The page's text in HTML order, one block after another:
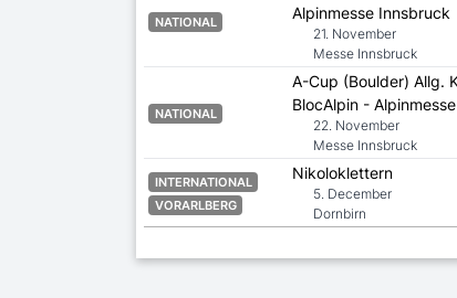
NATIONAL
Alpinmesse Innsbruck
21. November
Messe Innsbruck
NATIONAL
A-Cup (Boulder) Allg.
BlocAlpin -
22. November
Messe Innsbruck
INTERNATIONAL
VORARLBERG
Nikoloklettern
5. December
Dornbirn